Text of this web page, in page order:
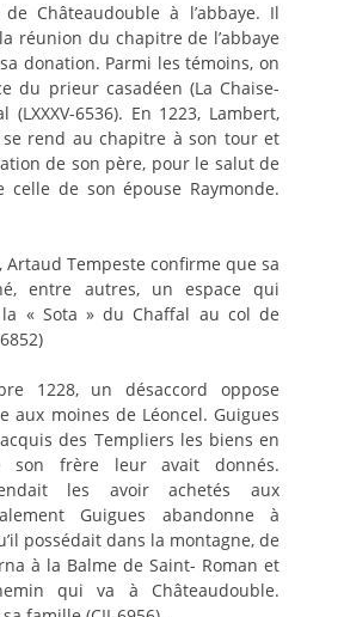
Châteaudouble à l’abbaye. Il
réunion du chapitre de l’abbaye
donation. Parmi les témoins, on
du prieur casadéen (La Chaise-
(LXXXV-6536). En 1223, Lambert,
rend au chapitre à son tour et
de son père, pour le salut de
celle de son épouse Raymonde.
Artaud Tempeste confirme que sa
entre autres, un espace qui
la « Sota » du Chaffal au col de
1228, un désaccord oppose
aux moines de Léoncel. Guigues
des Templiers les biens en
son frère leur avait donnés.
les avoir achetés aux
Guigues abandonne à
possédait dans la montagne, de
à la Balme de Saint- Roman et
qui va à Châteaudouble.